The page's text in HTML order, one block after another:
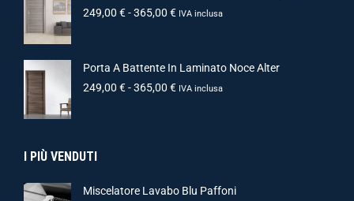
249,00 €-365,00 € IVA inclusa
Porta A Battente In Laminato Noce Alter
249,00 €-365,00 € IVA inclusa
I PIÙ VENDUTI
Miscelatore Lavabo Blu Paffoni